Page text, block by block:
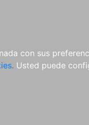
con sus
Usted puede